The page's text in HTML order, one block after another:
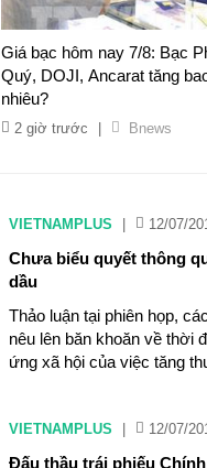
Giá bạc hôm nay 7/8: Bạc
Quý, DOJI, Ancarat tăng
nhiêu?
2 giờ trước Bnews
VIETNAMPLUS 12/07/
Chưa biểu quyết thông
dầu
Thảo luận tại phiên họp,
nêu lên băn khoăn về thời
ứng xã hội của việc tăng
VIETNAMPLUS 12/07/
Đấu thầu trái phiếu